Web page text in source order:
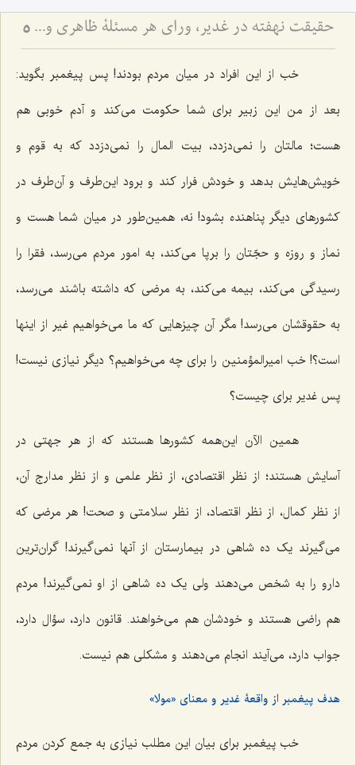
حقیقت نهفته در غدیر، ورای هر مسئلۀ ظاهری و دنیوی - آیا هدف از نصب امیرالمؤمنین علیه السلام، صرف تشکیل حکومت عادله بود؟ 5
خب از این افراد در میان مردم بودند! پس پیغمبر بگوید:
بعد از من این زبیر برای شما حکومت می‌کند و آدم خوبی هم
هست؛ مالتان را نمی‌دزدد، بیت المال را نمی‌دزدد که به قوم و
خویش‌هایش بدهد و خودش فرار کند و برود این‌طرف و آن‌طرف در
کشورهای دیگر پناهنده بشود! نه، همین‌طور در میان شما هست و
نماز و روزه و حجّتان را برپا می‌کند، به امور مردم می‌رسد، فقرا را
رسیدگی می‌کند، بیمه می‌کند، به مرضی که داشته باشند می‌رسد،
به حقوقشان می‌رسد! مگر آن چیزهایی که ما می‌خواهیم غیر از اینها
است؟! خب امیرالمؤمنین را برای چه می‌خواهیم؟ دیگر نیازی نیست!
پس غدیر برای چیست؟
همین الآن این‌همه کشورها هستند که از هر جهتی در
آسایش هستند؛ از نظر اقتصادی، از نظر علمی و از نظر مدارج آن،
از نظر کمال، از نظر اقتصاد، از نظر سلامتی و صحت! هر مرضی که
می‌گیرند یک ده شاهی در بیمارستان از آنها نمی‌گیرند! گران‌ترین
دارو را به شخص می‌دهند ولی یک ده شاهی از او نمی‌گیرند! مردم
هم راضی هستند و خودشان هم می‌خواهند. قانون دارد، سؤال دارد،
جواب دارد، می‌آیند انجام می‌دهند و مشکلی هم نیست.
هدف پیغمبر از واقعۀ غدیر و معنای «مولا»
خب پیغمبر برای بیان این مطلب نیازی به جمع کردن مردم